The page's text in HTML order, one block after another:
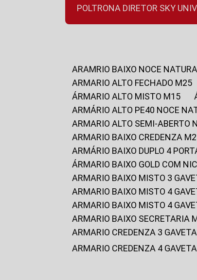
POLTRONA DIRETOR SKY
ARAMRIO BAIXO NOCE
ARMARIO ALTO FECHADO M25
ÁRMARIO ALTO MISTO M15
ARMÁRIO ALTO PE40 NOCE
ARMARIO ALTO SEMI-ABERTO
ARMARIO BAIXO CREDENZA
ARMÁRIO BAIXO DUPLO 4
ÁRMARIO BAIXO GOLD COM
ARMARIO BAIXO MISTO 3
ARMARIO BAIXO MISTO 4
ARMARIO BAIXO MISTO 4
ARMARIO BAIXO SECRETARIA
ARMARIO CREDENZA 3
ARMARIO CREDENZA 4